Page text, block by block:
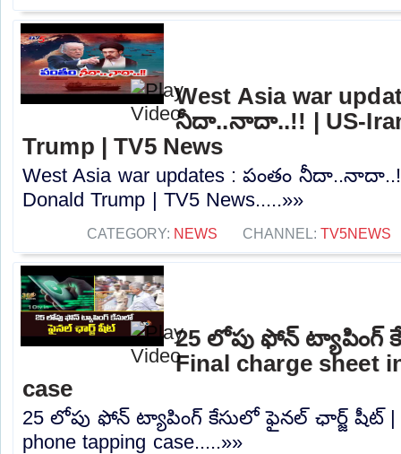
West Asia war
నీదా..నాదా..!! | US-
Trump | TV5 News
West Asia war updates : పంతం
Donald Trump | TV5 News.....»»
CATEGORY: NEWS CHANNEL: TV5NEWS
25 లోపు ఫోన్ ట్యాపింగ్
Final charge sheet
case
25 లోపు ఫోన్ ట్యాపింగ్ కేసులో ఫైనల్ ఛార్జ్ షీట్ |
phone tapping case.....»»